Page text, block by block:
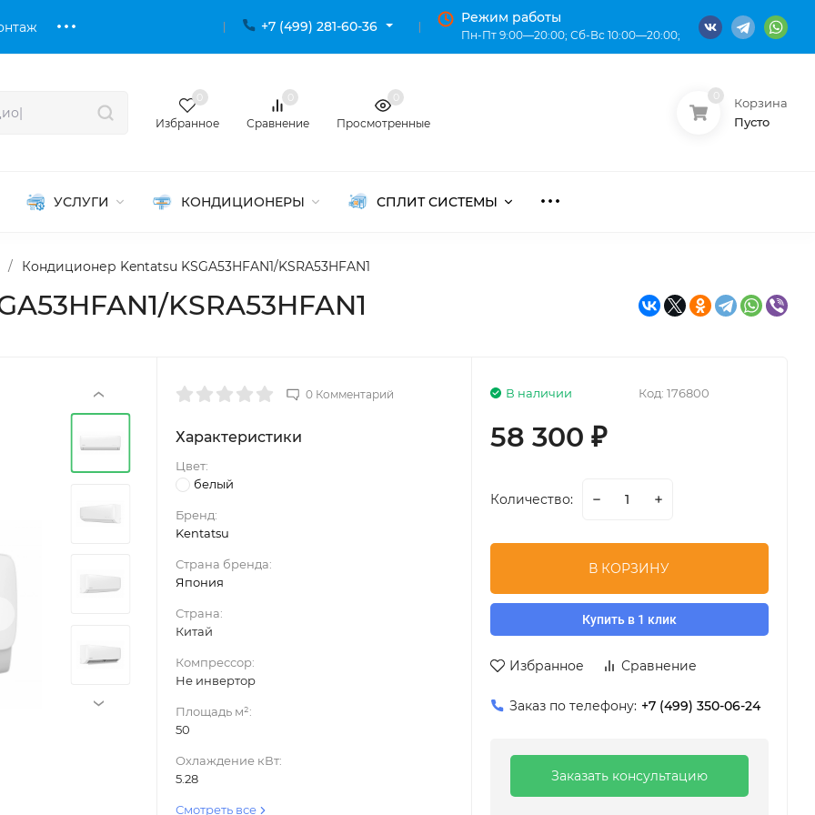
+7 (499) 281-60-36
Режим работы
Пн-Пт 9:00—20:00; Сб-Вс 10:00—20:00;
Избранное Сравнение Просмотренные
Корзина
Пусто
УСЛУГИ КОНДИЦИОНЕРЫ СПЛИТ СИСТЕМЫ
/ Кондиционер Kentatsu KSGA53HFAN1/KSRA53HFAN1
KSRA53HFAN1
‹
›
0 Комментарий
Характеристики
Цвет:
белый
Бренд:
Kentatsu
Страна бренда:
Япония
Страна:
Китай
Компрессор:
Не инвертор
Площадь м²:
50
Охлаждение кВт:
5.28
Смотреть все
Код: 176800
В наличии
58 300 ₽
Количество:
В КОРЗИНУ
Купить в 1 клик
Избранное Сравнение
Заказ по телефону: +7 (499) 350-06-24
Заказать консультацию